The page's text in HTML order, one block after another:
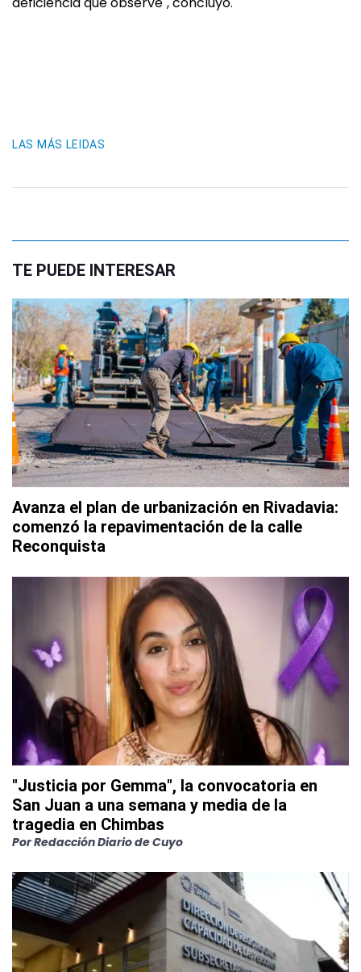
LAS MÁS LEIDAS
TE PUEDE INTERESAR
Avanza el plan de urbanización en Rivadavia:
comenzó la repavimentación de la calle
Reconquista
"Justicia por Gemma", la convocatoria en
San Juan a una semana y media de la
tragedia en Chimbas
PorRedacción Diario de Cuyo